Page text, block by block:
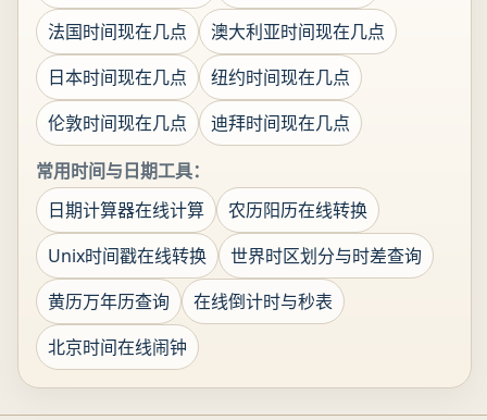
法国时间现在几点
澳大利亚时间现在几点
日本时间现在几点
纽约时间现在几点
伦敦时间现在几点
迪拜时间现在几点
常用时间与日期工具：
日期计算器在线计算
农历阳历在线转换
Unix时间戳在线转换
世界时区划分与时差查询
黄历万年历查询
在线倒计时与秒表
北京时间在线闹钟